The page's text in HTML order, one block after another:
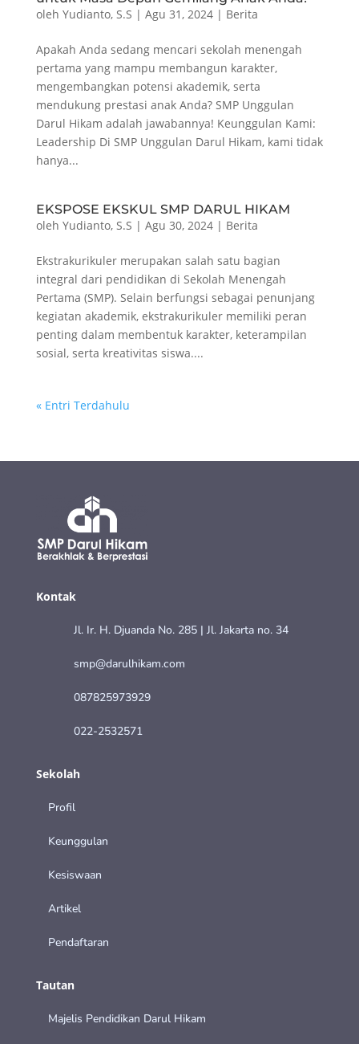
oleh Yudianto, S.S | Agu 31, 2024| Berita
Apakah Anda sedang mencari sekolah menengah
pertama yang mampu membangun karakter,
mengembangkan potensi akademik, serta
mendukung prestasi anak Anda? SMP Unggulan
Darul Hikam adalah jawabannya! Keunggulan Kami:
Leadership Di SMP Unggulan Darul Hikam, kami tidak
hanya...
EKSPOSE EKSKUL SMP DARUL HIKAM
oleh Yudianto, S.S | Agu 30, 2024| Berita
Ekstrakurikuler merupakan salah satu bagian
integral dari pendidikan di Sekolah Menengah
Pertama (SMP). Selain berfungsi sebagai penunjang
kegiatan akademik, ekstrakurikuler memiliki peran
penting dalam membentuk karakter, keterampilan
sosial, serta kreativitas siswa....
« Entri Terdahulu
Kontak
Jl. Ir. H. Djuanda No. 285 | Jl. Jakarta no. 34
smp@darulhikam.com
087825973929
022-2532571
Sekolah
Profil
Keunggulan
Kesiswaan
Artikel
Pendaftaran
Tautan
Majelis Pendidikan Darul Hikam